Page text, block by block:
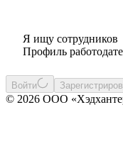
Я ищу сотрудников
Профиль
Войти
© 2026 ООО